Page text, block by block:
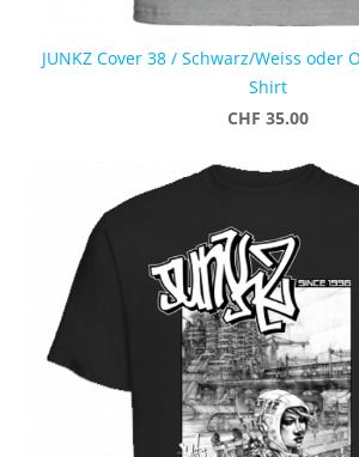
JUNKZ Cover 38 / Schwarz/Weiss oder
Shirt
CHF 35.00